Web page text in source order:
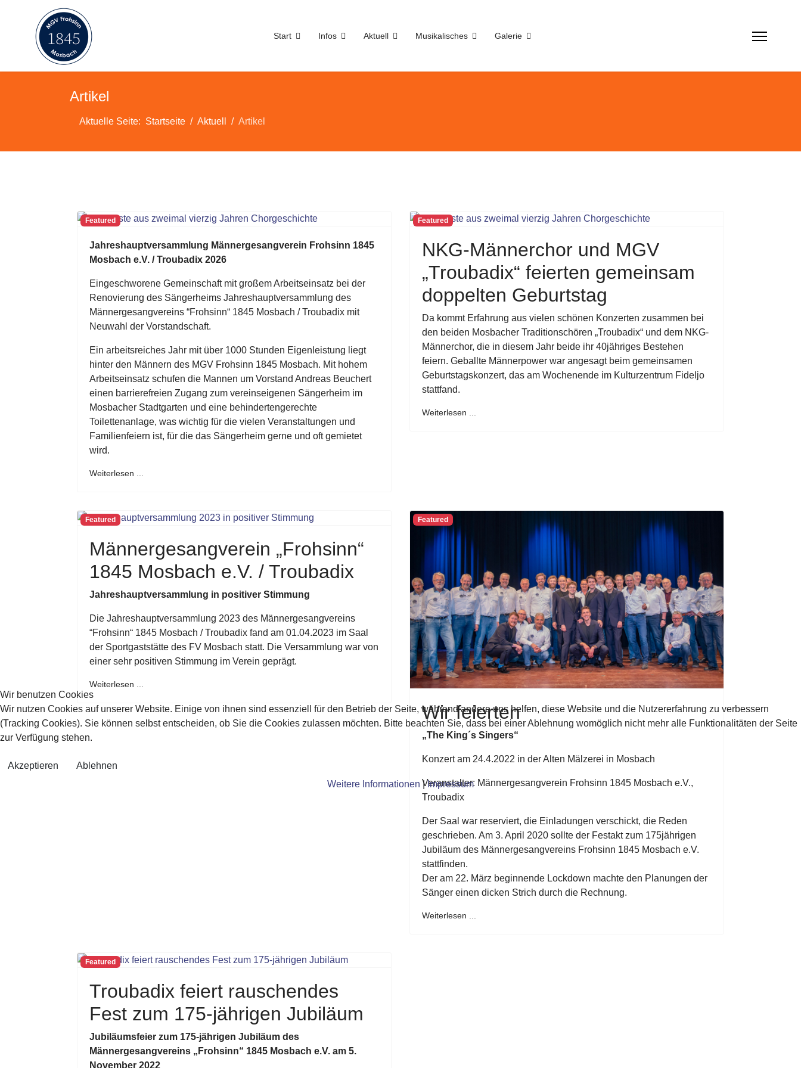
Start Infos Aktuell Musikalisches Galerie
Artikel
Aktuelle Seite: Startseite Aktuell Artikel
Featured
Jahreshauptversammlung Männergesangverein Frohsinn 1845
Mosbach e.V. / Troubadix 2026
Eingeschworene Gemeinschaft mit großem Arbeitseinsatz bei der
Renovierung des Sängerheims Jahreshauptversammlung des
Männergesangvereins “Frohsinn“ 1845 Mosbach / Troubadix mit
Neuwahl der Vorstandschaft.
Ein arbeitsreiches Jahr mit über 1000 Stunden Eigenleistung liegt
hinter den Männern des MGV Frohsinn 1845 Mosbach. Mit hohem
Arbeitseinsatz schufen die Mannen um Vorstand Andreas Beuchert
einen barrierefreien Zugang zum vereinseigenen Sängerheim im
Mosbacher Stadtgarten und eine behindertengerechte
Toilettenanlage, was wichtig für die vielen Veranstaltungen und
Familienfeiern ist, für die das Sängerheim gerne und oft gemietet
wird.
Weiterlesen ...
Featured
NKG-Männerchor und MGV
„Troubadix“ feierten gemeinsam
doppelten Geburtstag
Da kommt Erfahrung aus vielen schönen Konzerten zusammen bei
den beiden Mosbacher Traditionschören „Troubadix“ und dem NKG-
Männerchor, die in diesem Jahr beide ihr 40jähriges Bestehen
feiern. Geballte Männerpower war angesagt beim gemeinsamen
Geburtstagskonzert, das am Wochenende im Kulturzentrum Fideljo
stattfand.
Weiterlesen ...
Featured
Männergesangverein „Frohsinn“
1845 Mosbach e.V. / Troubadix
Jahreshauptversammlung in positiver Stimmung
Die Jahreshauptversammlung 2023 des Männergesangvereins
“Frohsinn“ 1845 Mosbach / Troubadix fand am 01.04.2023 im Saal
der Sportgaststätte des FV Mosbach statt. Die Versammlung war von
einer sehr positiven Stimmung im Verein geprägt.
Weiterlesen ...
Featured
Wir feierten
„The King´s Singers“
Konzert am 24.4.2022 in der Alten Mälzerei in Mosbach
Veranstalter: Männergesangverein Frohsinn 1845 Mosbach e.V.,
Troubadix
Der Saal war reserviert, die Einladungen verschickt, die Reden
geschrieben. Am 3. April 2020 sollte der Festakt zum 175jährigen
Jubiläum des Männergesangvereins Frohsinn 1845 Mosbach e.V.
stattfinden.
Der am 22. März beginnende Lockdown machte den Planungen der
Sänger einen dicken Strich durch die Rechnung.
Weiterlesen ...
Featured
Troubadix feiert rauschendes
Fest zum 175-jährigen Jubiläum
Jubiläumsfeier zum 175-jährigen Jubiläum des
Männergesangvereins „Frohsinn“ 1845 Mosbach e.V. am 5.
November 2022
Wir benutzen Cookies
Wir nutzen Cookies auf unserer Website. Einige von ihnen sind essenziell für den Betrieb der Seite, während andere uns helfen, diese Website und die Nutzererfahrung zu verbessern
(Tracking Cookies). Sie können selbst entscheiden, ob Sie die Cookies zulassen möchten. Bitte beachten Sie, dass bei einer Ablehnung womöglich nicht mehr alle Funktionalitäten der Seite
zur Verfügung stehen.
Akzeptieren
Ablehnen
Weitere Informationen |Impressum